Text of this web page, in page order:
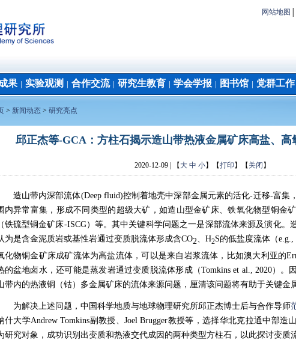
网站地图
果│ 实验观测 合作交流│ 研究生教育 学会学报 图书馆 党群工作
> 新闻动态 > 研究亮点
邱正杰等-GCA：方柱石揭示造山带热液金属矿床高盐、高
2020-12-09 | 【 大 中 小】【打印 】【 关闭 】
造山带内深部流体(Deep fluid)控制着地壳中深部金属元素的活化-迁移-富集
内异常富集，形成不同类型的超级大矿，如造山型金矿床、铁氧化物型铜金
（铁硫型铜金矿床-ISCG）等。其中关键科学问题之一是深部流体来源及演化。
为是含金泥质岩或基性岩通过变质脱流体形成含CO2、H2S的低盐度流体（e.g.,
化物铜金矿床成矿流体为高盐流体 ，可以是来自岩浆流体 ，比如澳大利亚的
的盆地卤水，还可能是蒸发岩通过变质脱流体形成（Tomkins et al., 2020）。
带内的热液铜（钴）多金属矿床的流体来源问题，厘清该问题将有助于关键金
为解决上述问题，中国科学地质与地球物理研究所邱正杰博士后与合作导师
什大学Andrew Tomkins副教授、 Joel Brugger教授等，选择华北克拉通中部造
研究对象，成功识别出变质和热液交代成因的两种类型方柱石，以此探讨变质